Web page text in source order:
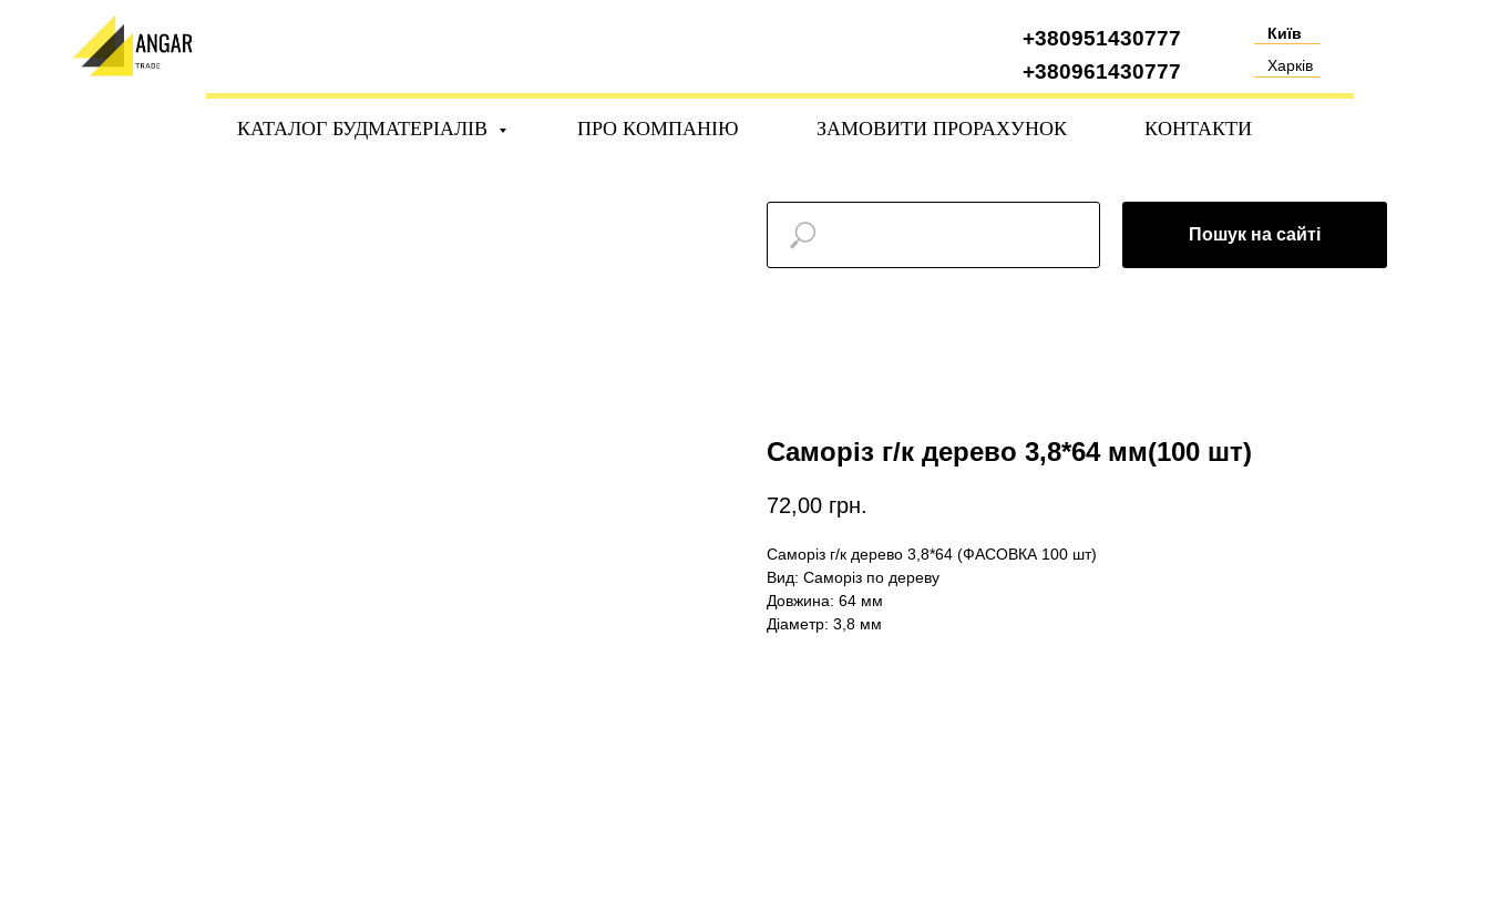
+380961430777
+380951430777
Київ
Харків
КАТАЛОГ БУДМАТЕРІАЛІВ ПРО КОМПАНІЮ ЗАМОВИТИ ПРОРАХУНОК КОНТАКТИ
Пошук на сайті
Саморіз г/к дерево 3,8*64 мм(100 шт)
72,00 грн.
Саморіз г/к дерево 3,8*64 (ФАСОВКА 100 шт)
Вид: Саморіз по дереву
Довжина: 64 мм
Діаметр: 3,8 мм